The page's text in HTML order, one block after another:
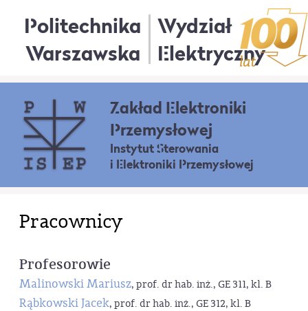
Politechnika
Warszawska
Wydział
Elektryczny
Zakład Elektroniki
Przemysłowej
Instytut Sterowania
i Elektroniki Przemysłowej
Pracownicy
Profesorowie
Malinowski Mariusz, prof. dr hab. inż., GE 311, kl. B
Rąbkowski Jacek, prof. dr hab. inż., GE 312, kl. B